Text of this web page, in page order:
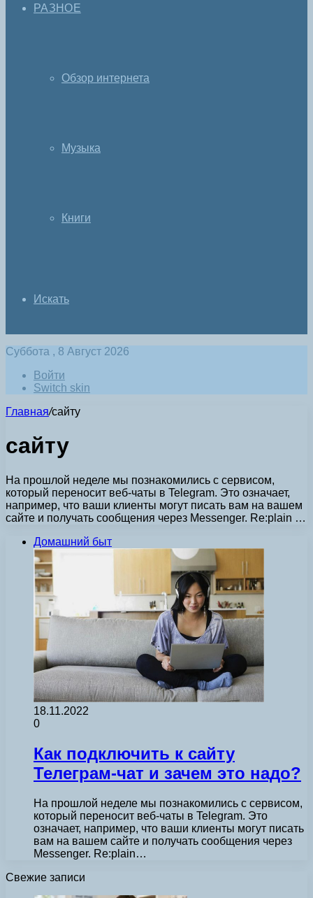
РАЗНОЕ
Обзор интернета
Музыка
Книги
Искать
Суббота , 8 Август 2026
Войти
Switch skin
Главная/сайту
сайту
На прошлой неделе мы познакомились с сервисом,
который переносит веб-чаты в Telegram. Это означает,
например, что ваши клиенты могут писать вам на вашем
сайте и получать сообщения через Messenger. Re:plain …
Домашний быт
18.11.2022
0
Как подключить к сайту
Телеграм-чат и зачем это надо?
На прошлой неделе мы познакомились с сервисом,
который переносит веб-чаты в Telegram. Это
означает, например, что ваши клиенты могут писать
вам на вашем сайте и получать сообщения через
Messenger. Re:plain…
Свежие записи